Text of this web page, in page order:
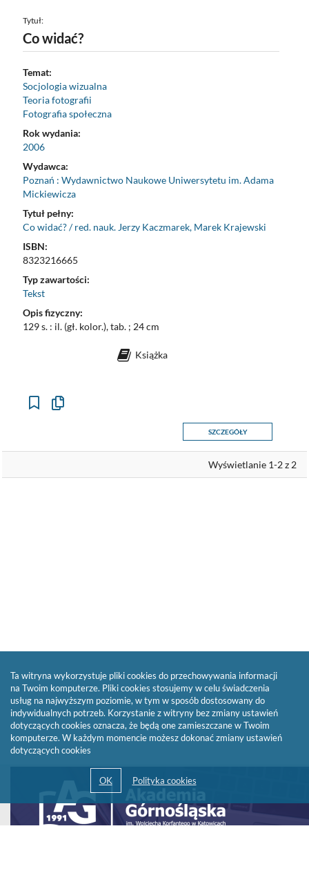
Tytuł:
Co widać?
Temat:
Socjologia wizualna
Teoria fotografii
Fotografia społeczna
Rok wydania:
2006
Wydawca:
Poznań : Wydawnictwo Naukowe Uniwersytetu im. Adama
Mickiewicza
Tytuł pełny:
Co widać? / red. nauk. Jerzy Kaczmarek, Marek Krajewski
ISBN:
8323216665
Typ zawartości:
Tekst
Opis fizyczny:
129 s. : il. (gł. kolor.), tab. ; 24 cm
Książka
Kopiuj
SZCZEGÓŁY
Wyświetlanie 1-2 z 2
się
w
Ta witryna wykorzystuje pliki cookies do przechowywania informacji
na Twoim komputerze. Pliki cookies stosujemy w celu świadczenia
usług na najwyższym poziomie, w tym w sposób dostosowany do
indywidualnych potrzeb. Korzystanie z witryny bez zmiany ustawień
dotyczących cookies oznacza, że będą one zamieszczane w Twoim
komputerze. W każdym momencie możesz dokonać zmiany ustawień
dotyczących cookies